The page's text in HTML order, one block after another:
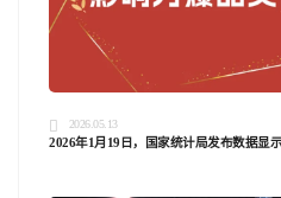
2026.05.13
2026年1月19日，国家统计局发布数据显